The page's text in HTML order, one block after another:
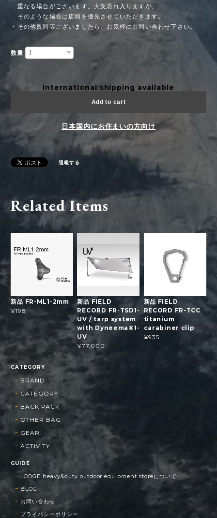
重なる場合がございます。大変恐れ入りますが、
そのような場合は店頭を優先させていただきます。
・その他質問等ございましたら、お気軽にお問い合わせ下さい。
数量
International shipping available
Add to cart
日本国内にお住まいの方向け
通報する
Related Items
新品 FR-ML1-2mm
¥198
新品 FIELD
RECORD FR-TSD1-
UV / tarp system
with Dyneema®1-
UV
¥77,000
新品 FIELD
RECORD FR-TCC
titanium
carabiner clip
¥935
CATEGORY
BRAND
CATEGORY
BACK PACK
OTHER BAG
GEAR
ACTIVITY
GUIDE
LODGE heavy&duty outdoor equipment storeについて
BLOG
お問い合わせ
プライバシーポリシー